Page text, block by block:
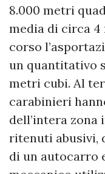
8.000 metri
media di circa 4
corso
un quantitativo
metri cubi. Al
carabinieri
dell’intera zona
ritenuti abusivi,
di un autocarro